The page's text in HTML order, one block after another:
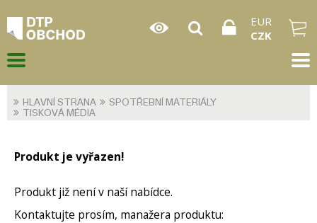
EUR
CZK
HLAVNÍ STRANA
SPOTŘEBNÍ MATERIÁLY
TISKOVÁ MÉDIA
Produkt je vyřazen!
Produkt již není v naší nabídce.
Kontaktujte prosím, manažera produktu: